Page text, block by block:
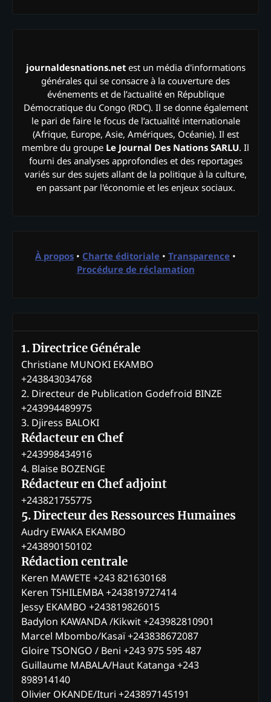
journaldesnations.netest un média d'informations
générales qui se consacre à la couverture des
événements et de l’actualité en République
Démocratique du Congo (RDC). Il se donne également
le pari de faire le focus de l’actualité internationale
(Afrique, Europe, Asie, Amériques, Océanie). Il est
membre du groupe Le Journal Des Nations SARLU. Il
fourni des analyses approfondies et des reportages
variés sur des sujets allant de la politique à la culture,
en passant par l'économie et les enjeux sociaux.
À propos • Charte éditoriale • Transparence •
Procédure de réclamation
1. Directrice Générale
Christiane MUNOKI EKAMBO
+243843034768
2. Directeur de Publication Godefroid BINZE
+243994489975
3. Djiress BALOKI
Rédacteur en Chef
+243998434916
4. Blaise BOZENGE
Rédacteur en Chef adjoint
+243821755775
5. Directeur des Ressources Humaines
Audry EWAKA EKAMBO
+243890150102
Rédaction centrale
Keren MAWETE +243 821630168
Keren TSHILEMBA +243819727414
Jessy EKAMBO +243819826015
Badylon KAWANDA /Kikwit +243982810901
Marcel Mbombo/Kasaï +243838672087
Gloire TSONGO / Beni +243 975 595 487
Guillaume MABALA/Haut Katanga +243
898914140
Olivier OKANDE/Ituri +243897145191